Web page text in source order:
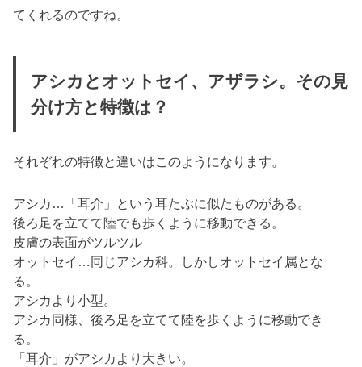
てくれるのですね。
アシカとオットセイ、アザラシ。その見
分け方と特徴は？
それぞれの特徴と違いはこのようになります。
アシカ…「耳介」という耳たぶに似たものがある。
後ろ足を立てて陸でも歩くように移動できる。
皮膚の表面がツルツル
オットセイ…同じアシカ科。しかしオットセイ属とな
る。
アシカより小型。
アシカ同様、後ろ足を立てて陸を歩くように移動でき
る。
「耳介」がアシカより大きい。